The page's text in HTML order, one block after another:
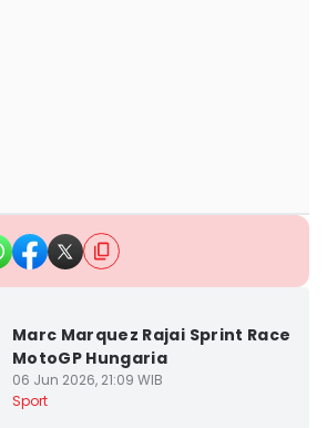
Marc Marquez Rajai Sprint Race
MotoGP Hungaria
06 Jun 2026, 21:09 WIB
Sport